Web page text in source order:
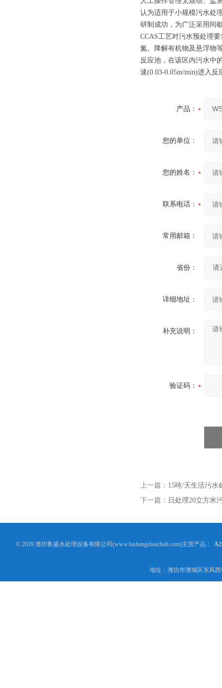
认为适用于小规模污水处
研制成功，为广泛采用间
CCAS工艺对污水预处理
氮、降解有机物及悬浮物
反应池，在该区内污水中
速(0.03-0.05m/min)进入反
产品：
您的单位：
您的姓名：
联系电话：
常用邮箱：
省份：
详细地址：
补充说明：
验证码：
上一篇： 15吨/天生活污水
下一篇： 日处理20立方米
© 2019 潍坊鲁盛水处理设备有限公司(www.lushengshuichuli.com)主营产品：
地址：潍坊市潍城区东风